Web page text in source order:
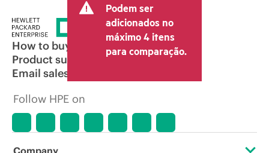
Podem ser
adicionados no
máximo 4 itens
para comparação.
How to buy
Product support
Email sales
Follow HPE on